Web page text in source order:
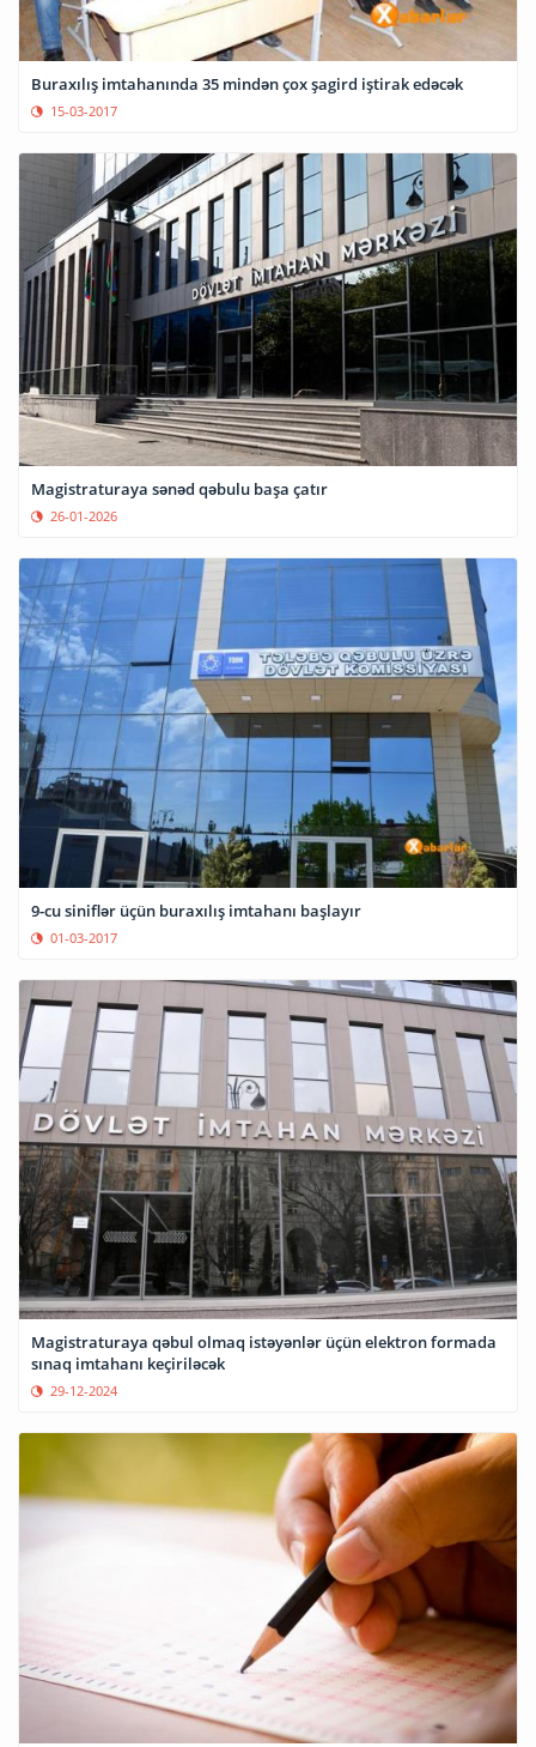
Buraxılış imtahanında 35 mindən çox şagird iştirak edəcək
15-03-2017
Magistraturaya sənəd qəbulu başa çatır
26-01-2026
9-cu siniflər üçün buraxılış imtahanı başlayır
01-03-2017
Magistraturaya qəbul olmaq istəyənlər üçün elektron formada
sınaq imtahanı keçiriləcək
29-12-2024